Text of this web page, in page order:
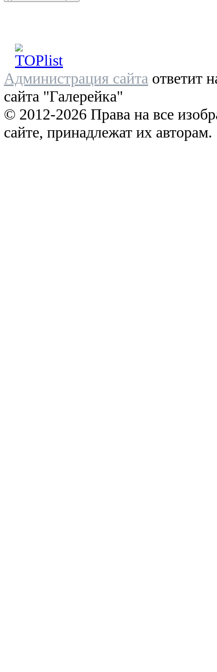
Администрация сайта ответит
сайта "Галерейка"
© 2012-2026 Права на все
сайте, принадлежат их авторам.